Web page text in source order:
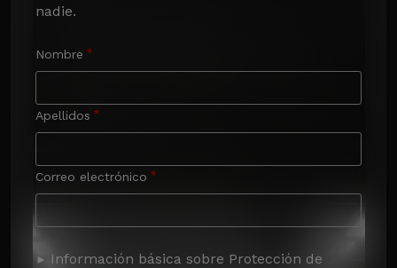
nadie.
Nombre
Apellidos
Correo electrónico
Información básica sobre Protección de